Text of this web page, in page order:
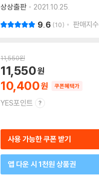
상상출판
2021.10.25.
9.6 10 판매지수
11,550원
10,400
11,550
쿠폰혜택가
YES포인트
사용 가능한 쿠폰 받기
앱 다운 시 1천원 상품권